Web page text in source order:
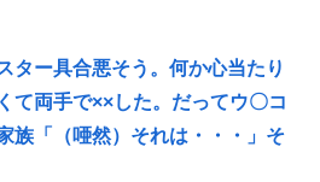
ター具合悪そう。何か心当たり
て両手で××した。だってウ〇コ
族「（唖然）それは・・・」そ